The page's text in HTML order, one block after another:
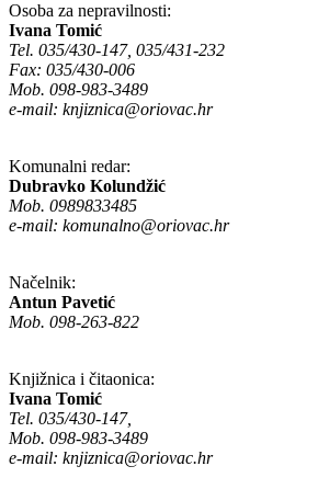
Osoba za nepravilnosti:
Ivana Tomić
Tel. 035/430-147, 035/431-232
Fax: 035/430-006
Mob. 098-983-3489
e-mail: knjiznica@oriovac.hr
Komunalni redar:
Dubravko Kolundžić
Mob. 0989833485
e-mail: komunalno@oriovac.hr
Načelnik:
Antun Pavetić
Mob. 098-263-822
Knjižnica i čitaonica:
Ivana Tomić
Tel. 035/430-147,
Mob. 098-983-3489
e-mail: knjiznica@oriovac.hr